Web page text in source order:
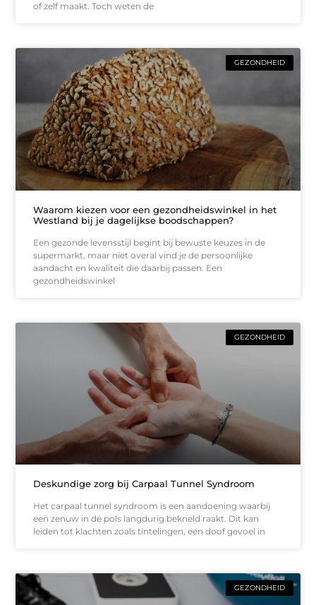
of zelf maakt. Toch weten de
GEZONDHEID
Waarom kiezen voor een gezondheidswinkel in het
Westland bij je dagelijkse boodschappen?
Een gezonde levensstijl begint bij bewuste keuzes in de
supermarkt, maar niet overal vind je de persoonlijke
aandacht en kwaliteit die daarbij passen. Een
gezondheidswinkel
GEZONDHEID
Deskundige zorg bij Carpaal Tunnel Syndroom
Het carpaal tunnel syndroom is een aandoening waarbij
een zenuw in de pols langdurig bekneld raakt. Dit kan
leiden tot klachten zoals tintelingen, een doof gevoel in
GEZONDHEID